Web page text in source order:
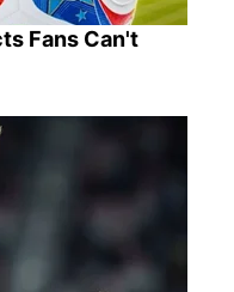
Fans Can't